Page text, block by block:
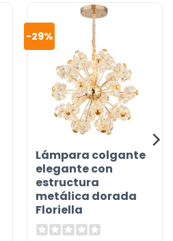
-29%
Lámpara colgante
elegante con
estructura
metálica dorada
Floriella